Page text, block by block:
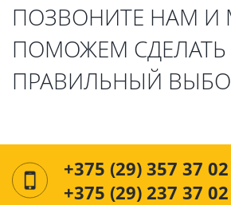
ПОЗВОНИТЕ НАМ И
ПОМОЖЕМ СДЕЛАТЬ
ПРАВИЛЬНЫЙ
+375 (29) 357 37 02
+375 (29) 237 37 02